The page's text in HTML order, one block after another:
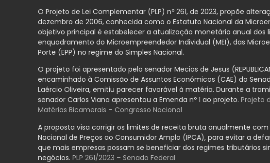
O Projeto de Lei Complementar (PLP) nº 261, de 2023, propõe
dezembro de 2006, conhecida como o Estatuto Nacional da
objetivo principal é estabelecer a atualização monetária anual dos
enquadramento do Microempreendedor Individual (MEI), das
Porte (EPP) no regime do Simples Nacional.
O projeto foi apresentado pelo senador Mecias de Jesus
encaminhado à Comissão de Assuntos Econômicos (CAE) do
Laércio Oliveira, emitiu parecer favorável à matéria. Durante a
senador Carlos Viana apresentou a Emenda nº 1 ao projeto. Projeto
Matérias Bicamerais – Congresso Nacional
A proposta visa corrigir os limites de receita bruta anualmente
Nacional de Preços ao Consumidor Amplo (IPCA), para evitar a
que mais empresas possam se beneficiar dos regimes tributários
negócios. PLP 261/2023 – Senado Federal